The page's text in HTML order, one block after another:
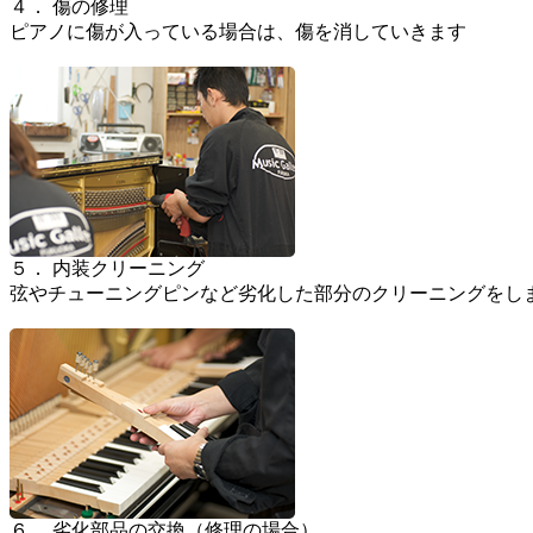
４． 傷の修理
ピアノに傷が入っている場合は、傷を消していきます
５． 内装クリーニング
弦やチューニングピンなど劣化した部分のクリーニングをし